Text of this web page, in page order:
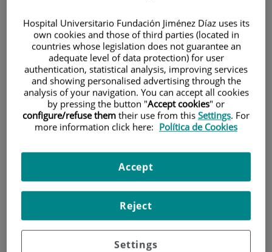
Investigación
Docencia
Teléfono de atención al usuario
900 301 013
Hospital Universitario Fundación Jiménez Díaz uses its
own cookies and those of third parties (located in
countries whose legislation does not guarantee an
adequate level of data protection) for user
authentication, statistical analysis, improving services
and showing personalised advertising through the
analysis of your navigation. You can accept all cookies
by pressing the button "Accept cookies" or
configure/refuse them their use from this Settings. For
more information click here: Política de Cookies
Settings
Reject
Accept